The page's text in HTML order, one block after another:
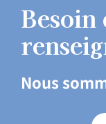
Besoin
Nous